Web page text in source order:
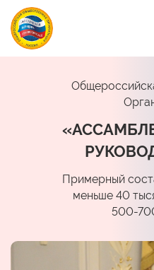
Примерный
меньше 40
500-